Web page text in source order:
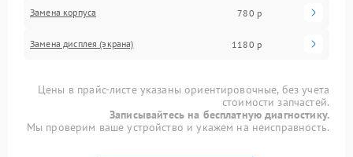
Замена корпуса 780 р
Замена дисплея (экрана) 1180 р
Цены в прайс-листе указаны ориентировочные, без учета
стоимости запчастей.
Записывайтесь на бесплатную диагностику.
Мы проверим ваше устройство и укажем на неисправность.